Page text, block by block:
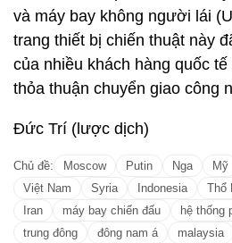
và máy bay không người lái
trang thiết bị chiến thuật này
của nhiều khách hàng quốc
thỏa thuận chuyển giao công
Đức Trí (lược dịch)
Chủ đề: Moscow Putin Nga Mỹ
Việt Nam
Syria Indonesia Thổ
Iran
máy bay chiến đấu hệ thống
trung đông
đông nam á malaysia